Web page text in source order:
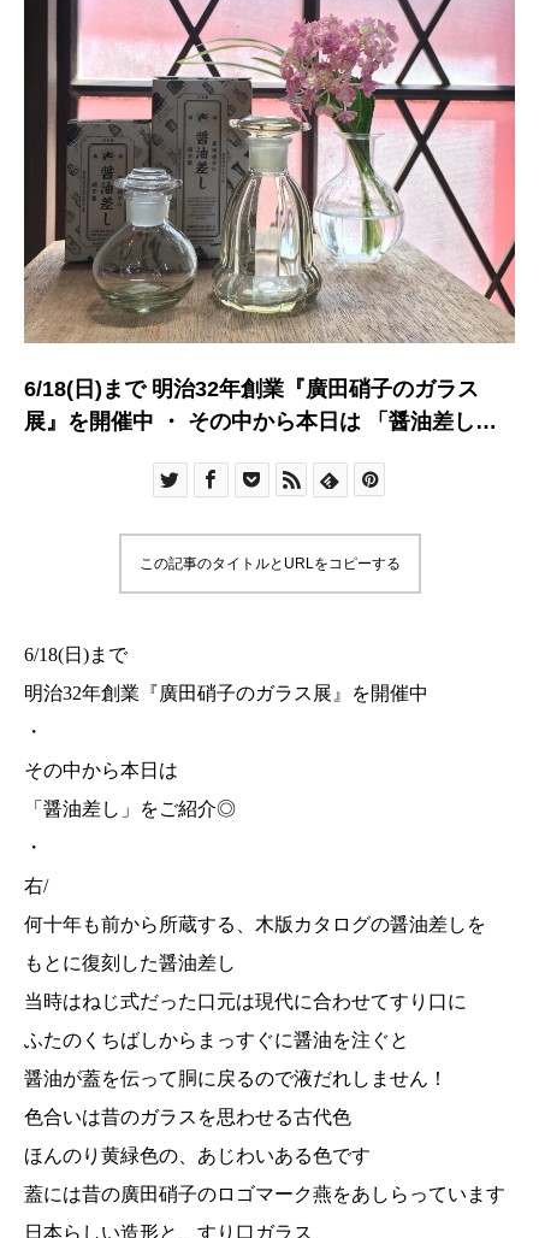
6/18(日)まで 明治32年創業『廣田硝子のガラス
展』を開催中 ・ その中から本日は 「醤油差し」
この記事のタイトルとURLをコピーする
6/18(日)まで
明治32年創業『廣田硝子のガラス展』を開催中
・
その中から本日は
「醤油差し」をご紹介◎
・
右/
何十年も前から所蔵する、木版カタログの醤油差しを
もとに復刻した醤油差し
当時はねじ式だった口元は現代に合わせてすり口に
ふたのくちばしからまっすぐに醤油を注ぐと
醤油が蓋を伝って胴に戻るので液だれしません！
色合いは昔のガラスを思わせる古代色
ほんのり黄緑色の、あじわいある色です
蓋には昔の廣田硝子のロゴマーク燕をあしらっています
日本らしい造形と、すり口ガラス